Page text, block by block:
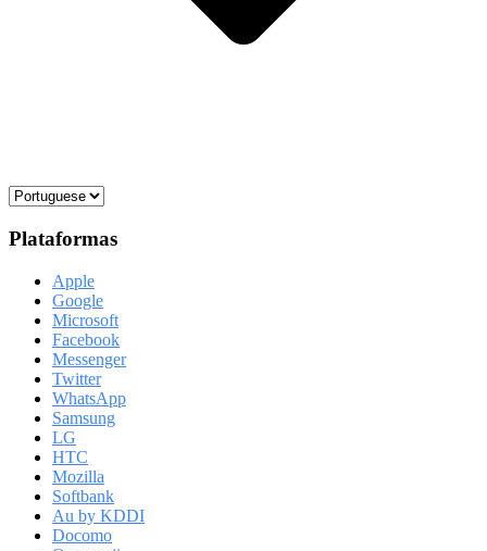
Plataformas
Apple
Google
Microsoft
Facebook
Messenger
Twitter
WhatsApp
Samsung
LG
HTC
Mozilla
Softbank
Au by KDDI
Docomo